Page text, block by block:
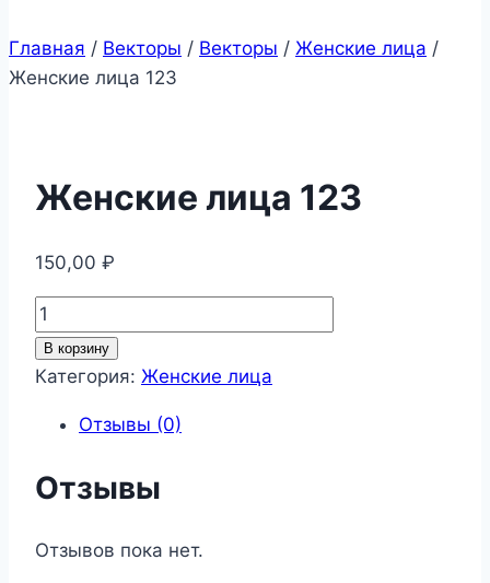
Главная / Векторы / Векторы / Женские лица /
Женские лица 123
Женские лица 123
150,00 ₽
Количество
товара
Женские
123
В корзину
Категория: Женские лица
Отзывы (0)
Отзывы
Отзывов пока нет.